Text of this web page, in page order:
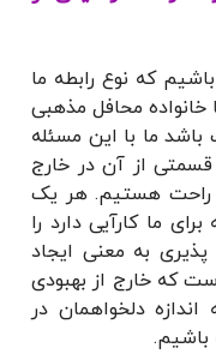
که نوع رابطه ما
خانواده محافل مذهبی
ما با این مسئله
از آن در خارج
راحت هستیم. هر یک
ما کارآیی دارد را
به معنی ایجاد
که خارج از بهبودی
دلخواهمان در
باشیم.